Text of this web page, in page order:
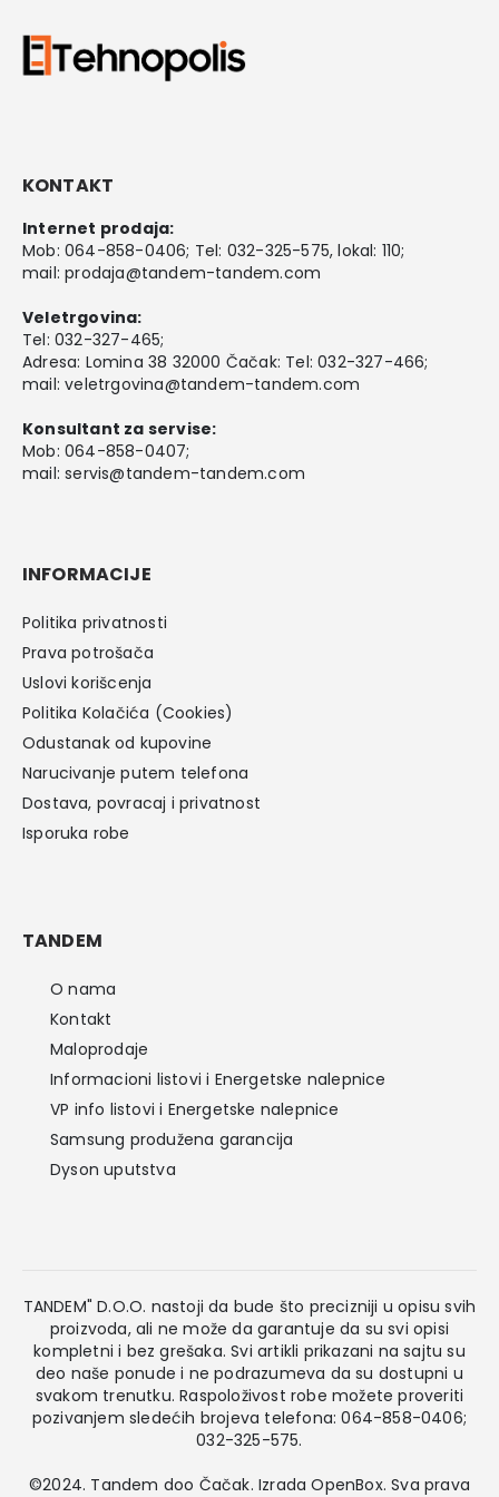
KONTAKT
Internet prodaja:
Mob: 064-858-0406; Tel: 032-325-575, lokal: 110;
mail:prodaja@tandem-tandem.com
Veletrgovina:
Tel: 032-327-465;
Adresa: Lomina 38 32000 Čačak: Tel: 032-327-466;
mail:veletrgovina@tandem-tandem.com
Konsultant za servise:
Mob: 064-858-0407;
mail:servis@tandem-tandem.com
INFORMACIJE
Politika privatnosti
Prava potrošača
Uslovi korišcenja
Politika Kolačića (Cookies)
Odustanak od kupovine
Narucivanje putem telefona
Dostava, povracaj i privatnost
Isporuka robe
TANDEM
O nama
Kontakt
Maloprodaje
Informacioni listovi i Energetske nalepnice
VP info listovi i Energetske nalepnice
Samsung produžena garancija
Dyson uputstva
TANDEM" D.O.O. nastoji da bude što precizniji u opisu svih
proizvoda, ali ne može da garantuje da su svi opisi
kompletni i bez grešaka. Svi artikli prikazani na sajtu su
deo naše ponude i ne podrazumeva da su dostupni u
svakom trenutku. Raspoloživost robe možete proveriti
pozivanjem sledećih brojeva telefona: 064-858-0406;
032-325-575.
©2024. Tandem doo Čačak. IzradaOpenBox. Sva prava